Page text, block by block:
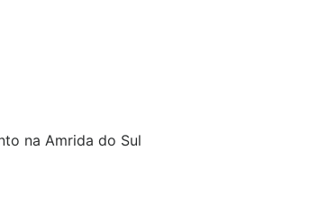
na Amrida do Sul